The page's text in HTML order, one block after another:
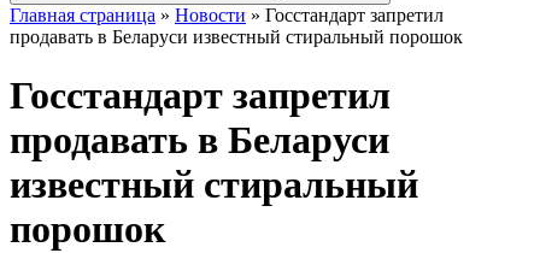
Главная страница » Новости » Госстандарт запретил
продавать в Беларуси известный стиральный порошок
Госстандарт запретил
продавать в Беларуси
известный стиральный
порошок